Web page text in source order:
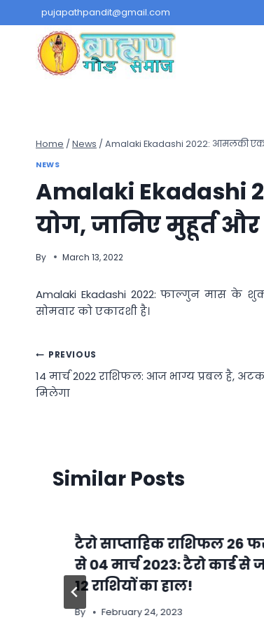
to
content
pujapathpandit@gmail.com
Home / News / Amalaki Ekadashi 2022: आमलकी
NEWS
Amalaki Ekadashi
योग, जानिए मुहूर्त और
By March 13, 2022
Amalaki Ekadashi 2022: फाल्गुन मास के
सोमवार को एकादशी है।
Post
navigation
PREVIOUS
14 मार्च 2022 राशिफल: आज भाग्य प्रबल है,
मिलेगा
Similar Posts
टैरो साप्ताहिक राशिफल 26
से 04 मार्च 2023: टैरो कार्ड से
12 राशियों का हाल!
By February 24, 2023